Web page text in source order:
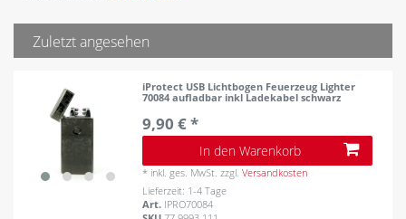
Zuletzt angesehen
iProtect USB Lichtbogen Feuerzeug Lighter
70084 aufladbar inkl Ladekabel schwarz
9,90 € *
In den Warenkorb
* inkl. ges. MwSt. zzgl.Versandkosten
Lieferzeit: 1-4 Tage
Art. IPRO70084